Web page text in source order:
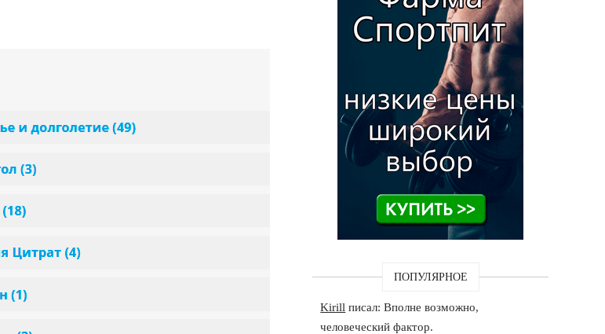
ПОПУЛЯРНОЕ
Kirill писал: Вполне возможно,
человеческий фактор.